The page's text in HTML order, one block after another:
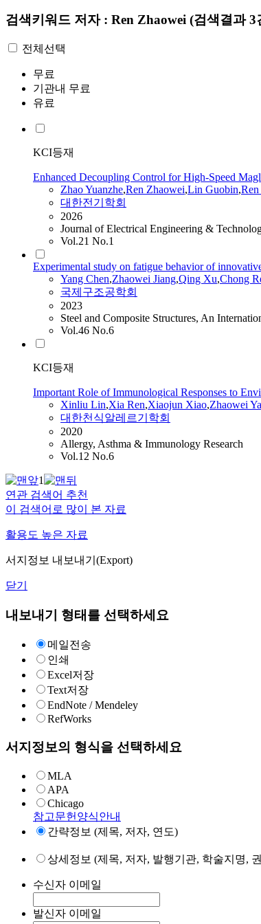
검색키워드 저자 : Ren Zhaowei (검색결과 3
전체선택
무료
기관내 무료
유료
KCI등재
Enhanced Decoupling Control for High-Speed
Zhao Yuanzhe,Ren Zhaowei,Lin Guobin,Ren
대한전기학회
2026
Journal of Electrical Engineering &
Vol.21 No.1
Experimental study on fatigue behavior of
Yang Chen,Zhaowei Jiang,Qing Xu,Chong
국제구조공학회
2023
Steel and Composite Structures, An
Vol.46 No.6
KCI등재
Important Role of Immunological Responses to
Xinliu Lin,Xia Ren,Xiaojun Xiao,Zhaowei
대한천식알레르기학회
2020
Allergy, Asthma & Immunology Research
Vol.12 No.6
1
연관 검색어 추천
이 검색어로 많이 본 자료
활용도 높은 자료
서지정보 내보내기(Export)
닫기
내보내기 형태를 선택하세요
메일전송
인쇄
Excel저장
Text저장
EndNote / Mendeley
RefWorks
서지정보의 형식을 선택하세요
MLA
APA
Chicago
참고문헌양식안내
간략정보 (제목, 저자, 연도)
상세정보 (제목, 저자, 발행기관, 학술지명,
수신자 이메일
발신자 이메일